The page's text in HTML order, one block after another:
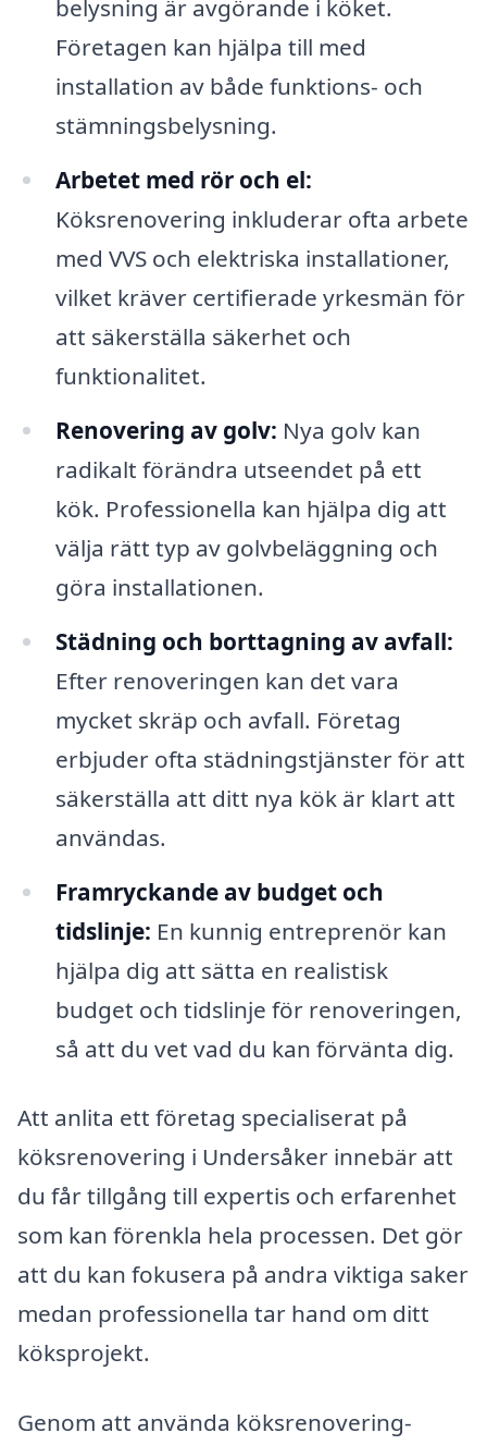
belysning är avgörande i köket.
Företagen kan hjälpa till med
installation av både funktions- och
stämningsbelysning.
Arbetet med rör och el:
Köksrenovering inkluderar ofta arbete
med VVS och elektriska installationer,
vilket kräver certifierade yrkesmän för
att säkerställa säkerhet och
funktionalitet.
Renovering av golv: Nya golv kan
radikalt förändra utseendet på ett
kök. Professionella kan hjälpa dig att
välja rätt typ av golvbeläggning och
göra installationen.
Städning och borttagning av avfall:
Efter renoveringen kan det vara
mycket skräp och avfall. Företag
erbjuder ofta städningstjänster för att
säkerställa att ditt nya kök är klart att
användas.
Framryckande av budget och
tidslinje: En kunnig entreprenör kan
hjälpa dig att sätta en realistisk
budget och tidslinje för renoveringen,
så att du vet vad du kan förvänta dig.
Att anlita ett företag specialiserat på
köksrenovering i Undersåker innebär att
du får tillgång till expertis och erfarenhet
som kan förenkla hela processen. Det gör
att du kan fokusera på andra viktiga saker
medan professionella tar hand om ditt
köksprojekt.
Genom att använda köksrenovering-